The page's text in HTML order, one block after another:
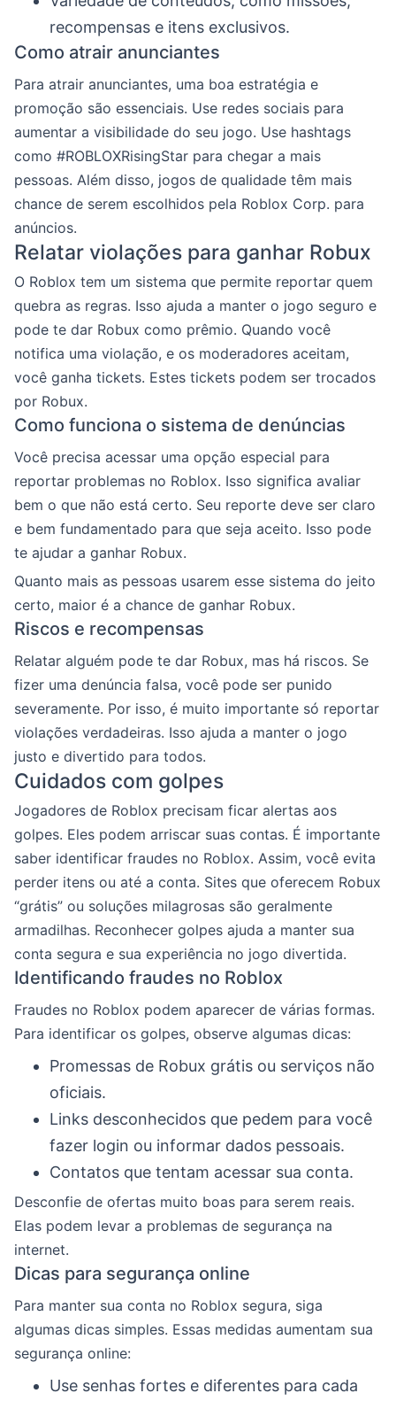
recompensas e itens exclusivos.
Como atrair anunciantes
Para atrair anunciantes, uma boa estratégia e
promoção são essenciais. Use redes sociais para
aumentar a visibilidade do seu jogo. Use hashtags
como #ROBLOXRisingStar para chegar a mais
pessoas. Além disso, jogos de qualidade têm mais
chance de serem escolhidos pela Roblox Corp. para
anúncios.
Relatar violações para ganhar Robux
O Roblox tem um sistema que permite reportar quem
quebra as regras. Isso ajuda a manter o jogo seguro e
pode te dar Robux como prêmio. Quando você
notifica uma violação, e os moderadores aceitam,
você ganha tickets. Estes tickets podem ser trocados
por Robux.
Como funciona o sistema de denúncias
Você precisa acessar uma opção especial para
reportar problemas no Roblox. Isso significa avaliar
bem o que não está certo. Seu reporte deve ser claro
e bem fundamentado para que seja aceito. Isso pode
te ajudar a ganhar Robux.
Quanto mais as pessoas usarem esse sistema do jeito
certo, maior é a chance de ganhar Robux.
Riscos e recompensas
Relatar alguém pode te dar Robux, mas há riscos. Se
fizer uma denúncia falsa, você pode ser punido
severamente. Por isso, é muito importante só reportar
violações verdadeiras. Isso ajuda a manter o jogo
justo e divertido para todos.
Cuidados com golpes
Jogadores de Roblox precisam ficar alertas aos
golpes. Eles podem arriscar suas contas. É importante
saber identificar fraudes no Roblox. Assim, você evita
perder itens ou até a conta. Sites que oferecem Robux
“grátis” ou soluções milagrosas são geralmente
armadilhas. Reconhecer golpes ajuda a manter sua
conta segura e sua experiência no jogo divertida.
Identificando fraudes no Roblox
Fraudes no Roblox podem aparecer de várias formas.
Para identificar os golpes, observe algumas dicas:
Promessas de Robux grátis ou serviços não
oficiais.
Links desconhecidos que pedem para você
fazer login ou informar dados pessoais.
Contatos que tentam acessar sua conta.
Desconfie de ofertas muito boas para serem reais.
Elas podem levar a problemas de segurança na
internet.
Dicas para segurança online
Para manter sua conta no Roblox segura, siga
algumas dicas simples. Essas medidas aumentam sua
segurança online:
Use senhas fortes e diferentes para cada